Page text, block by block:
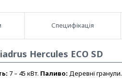
Специфікація
Hercules ECO SD
7 – 45 кВт. Паливо: Деревні гранули.